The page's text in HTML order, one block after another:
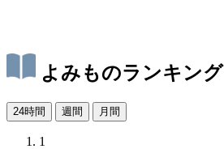
よみものランキング
24時間 週間 月間
1